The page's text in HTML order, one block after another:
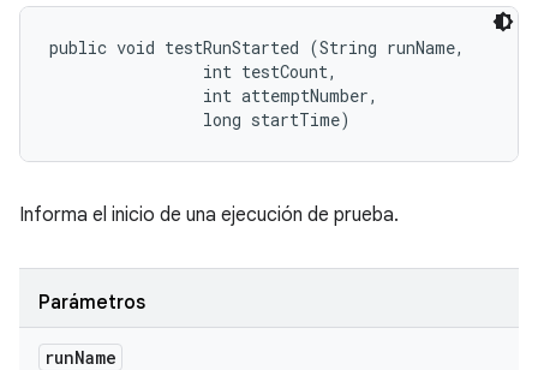
public void testRunStarted (String runName,
                int testCount,
                int attemptNumber,
                long startTime)
Informa el inicio de una ejecución de prueba.
Parámetros
runName